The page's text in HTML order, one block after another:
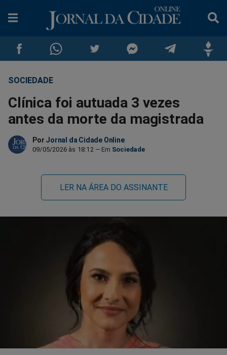
Compartilhar
no
Facebook
Compartilhar
no
Whatsapp
no
Twitter
no
Messenger
no
SOCIEDADE
Clínica foi autuada 3 vezes
antes da morte da magistrada
Por Jornal da Cidade Online
09/05/2026 às 18:12 Sociedade
LER NA ÁREA DO ASSINANTE